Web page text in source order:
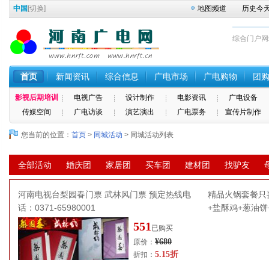
中国 [切换] 地图频道 历史今
综合门户
首页 新闻资讯 综合信息 广电市场 广电购物 团
影视后期培训 电视广告 设计制作 电影资讯
广电设备
传媒空间
广电访谈 演艺演出 广电票务 宣传片制作
您当前的位置： 首页 > 同城活动 > 同城活动列表
全部活动 婚庆团 家居团 买车团 建材团 找驴友
河南电视台梨园春门票 武林风门票 预定热线电
话：0371-65980001
551 已购买
原价： ¥680
折扣： 5.15折
精品火锅套餐
+盐酥鸡+葱油